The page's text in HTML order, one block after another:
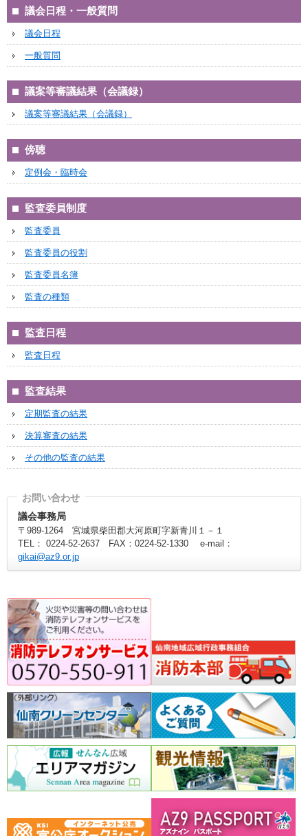
議会日程・一般質問
議会日程
一般質問
議案等審議結果（会議録）
議案等審議結果（会議録）
傍聴
定例会・臨時会
監査委員制度
監査委員
監査委員の役割
監査委員名簿
監査の種類
監査日程
監査日程
監査結果
定期監査の結果
決算審査の結果
その他の監査の結果
議会事務局
〒989-1264 宮城県柴田郡大河原町字新青川１－１
TEL： 0224-52-2637 FAX：0224-52-1330 e-mail：
gikai@az9.or.jp